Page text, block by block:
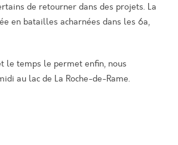
de retourner dans des projets. La
en batailles acharnées dans les 6a,
le temps le permet enfin, nous
au lac de La Roche-de-Rame.